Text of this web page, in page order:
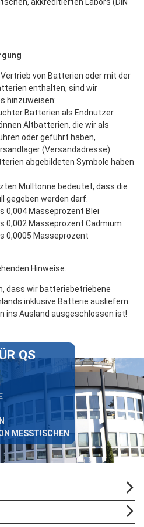
von Batterien oder mit der
enthalten, sind wir
hinzuweisen:
Batterien als Endnutzer
Altbatterien, die wir als
oder geführt haben,
(Versandadresse)
abgebildeten Symbole haben
Mülltonne bedeutet, dass die
gegeben werden darf.
0,004 Masseprozent Blei
0,002 Masseprozent Cadmium
0,0005 Masseprozent
Hinweise.
dass wir batteriebetriebene
inklusive Batterie ausliefern
ins Ausland ausgeschlossen ist!
QS
MESSTISCHEN